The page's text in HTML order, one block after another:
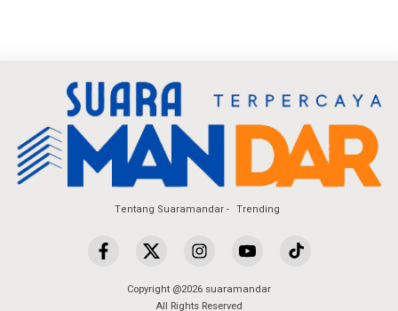
Tentang Suaramandar Trending
Copyright @2026 suaramandar
All Rights Reserved